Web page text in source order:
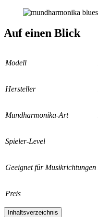
Auf einen Blick
Modell
Hersteller
Mundharmonika-Art
Spieler-Level
Geeignet für Musikrichtungen
Preis
Inhaltsverzeichnis